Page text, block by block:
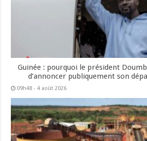
Guinée : pourquoi le président
d’annoncer publiquement son
09h48 - 4 août 2026